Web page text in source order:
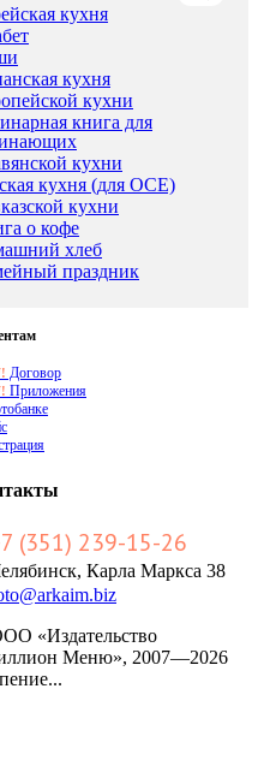
кухня
кухня
кухни
книга для
кухни
кухня (для ОСЕ)
кухни
о кофе
хлеб
праздник
Договор
Приложения
(351) 239-15-26
Карла Маркса 38
«Издательство
Меню», 2007—2026